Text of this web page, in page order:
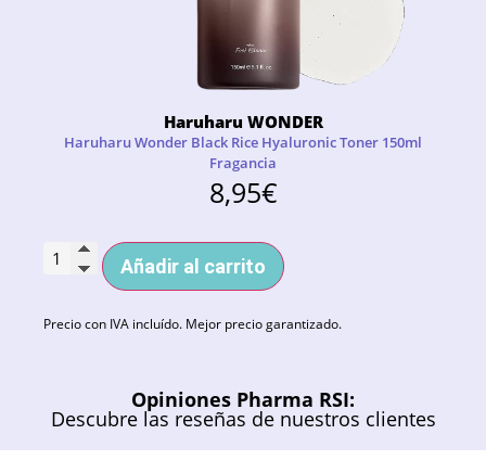
Haruharu WONDER
Haruharu Wonder Black Rice Hyaluronic Toner 150ml
Fragancia
8,95€
Añadir al carrito
Precio con IVA incluído. Mejor precio garantizado.
Opiniones Pharma RSI:
Descubre las reseñas de nuestros clientes